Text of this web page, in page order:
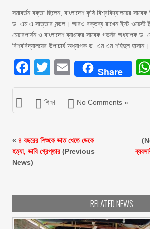
সমাবর্তন বক্তা ছিলেন, বাংলাদেশ কৃষি বিশ্ববিদ্যালয়ের
ড. এম এ সাত্তার মন্ডল। আরও বক্তব্য রাখেন ইস্ট ওয়েস্ট
চেয়ারপার্সন ও বাংলাদেশ ব্যাংকের সাবেক গভর্নর অধ্যাপক ড.
বিশ্ববিদ্যালয়ের উপাচার্য অধ্যাপক ড. এম এম শহিদুল হাসান।
Facebook
Twitter
EmailShare
শিক্ষা No Comments »
« ৪ বছরের শিশুকে ভাত খেতে ডেকে
হত্যা, ভাবি গ্রেপ্তার(Previous
News)
RELATED NEWS